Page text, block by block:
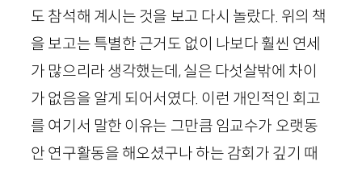
도 참석해 계시는 것을 보고 다시 놀랐다. 위의 책
을 보고는 특별한 근거도 없이 나보다 훨씬 연세
가 많으리라 생각했는데, 실은 다섯살밖에 차이
가 없음을 알게 되어서였다. 이런 개인적인 회고
를 여기서 말한 이유는 그만큼 임교수가 오랫동
안 연구활동을 해오셨구나 하는 감회가 깊기 때